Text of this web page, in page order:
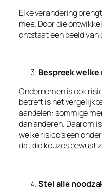
Elke verandering
mee. Door die
ontstaat een beeld van
Bespreek welke
Ondernemen is ook
betreft is het
aandelen: sommige
dan anderen. Daarom
welke risico’s een
dat die keuzes bewust
Stel alle